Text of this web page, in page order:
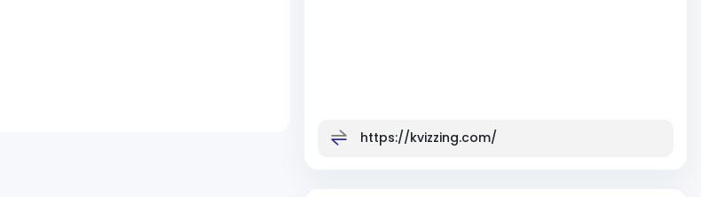
https://kvizzing.com/